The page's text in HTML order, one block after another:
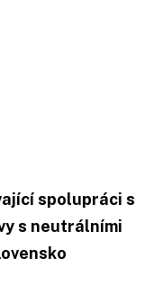
spolupráci s
s neutrálními